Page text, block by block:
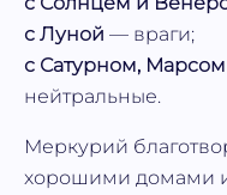
с Луной — враги;
с Сатурном,
нейтральные.
Меркурий
хорошими домами